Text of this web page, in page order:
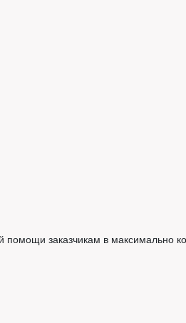
заказчикам в максимально